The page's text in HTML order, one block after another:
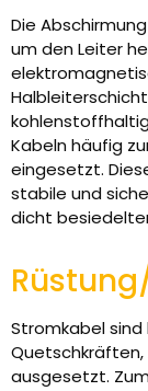
Die
um den Leiter
Kabeln häufig
eingesetzt.
stabile und
dicht
Stromkabel sind
Quetschkräften,
ausgesetzt.